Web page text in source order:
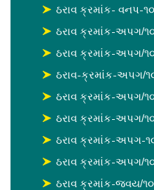
ઠરાવ ક્રમાંક- વનપ-
ઠરાવ ક્રમાંક-અપગ/
ઠરાવ ક્રમાંક-અપગ/
ઠરાવ-ક્રમાંક-અપગ/
ઠરાવ ક્રમાંક-અપગ/
ઠરાવ ક્રમાંક-અપગ/
ઠરાવ ક્રમાંક-અપગ-
ઠરાવ ક્રમાંક-અપગ/
ઠરાવ ક્રમાંક-જવય/